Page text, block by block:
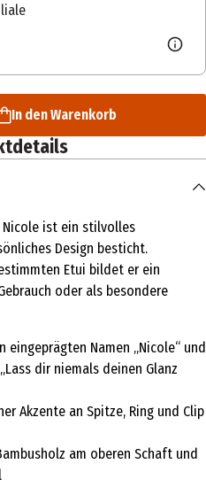
In den Warenkorb
Nicole ist ein stilvolles
Design besticht.
Etui bildet er ein
oder als besondere
eingeprägten Namen „Nicole“ und
dir niemals deinen Glanz
Akzente an Spitze, Ring und Clip
am oberen Schaft und